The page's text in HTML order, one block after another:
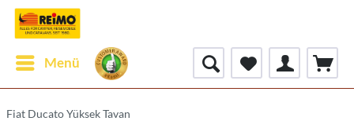
Menü
Fiat Ducato Yüksek Tavan